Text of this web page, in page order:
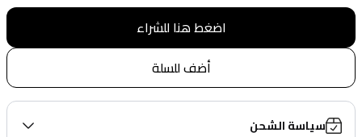
اضغط هنا للشراء
أضف للسلة
سياسة الشحن